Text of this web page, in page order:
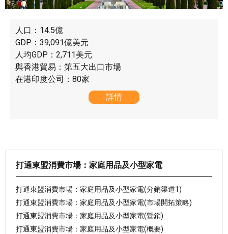
人口：14.5億
GDP：39,091億美元
人均GDP：2,711美元
與香港貿易：第五大出口市場
在港印度公司：80家
詳情
打通東盟消費市場：家庭用品及小型家電
打通東盟消費市場：家庭用品及小型家電(分銷渠道1)
打通東盟消費市場：家庭用品及小型家電(市場開拓策略)
打通東盟消費市場：家庭用品及小型家電(營銷)
打通東盟消費市場：家庭用品及小型家電(概要)